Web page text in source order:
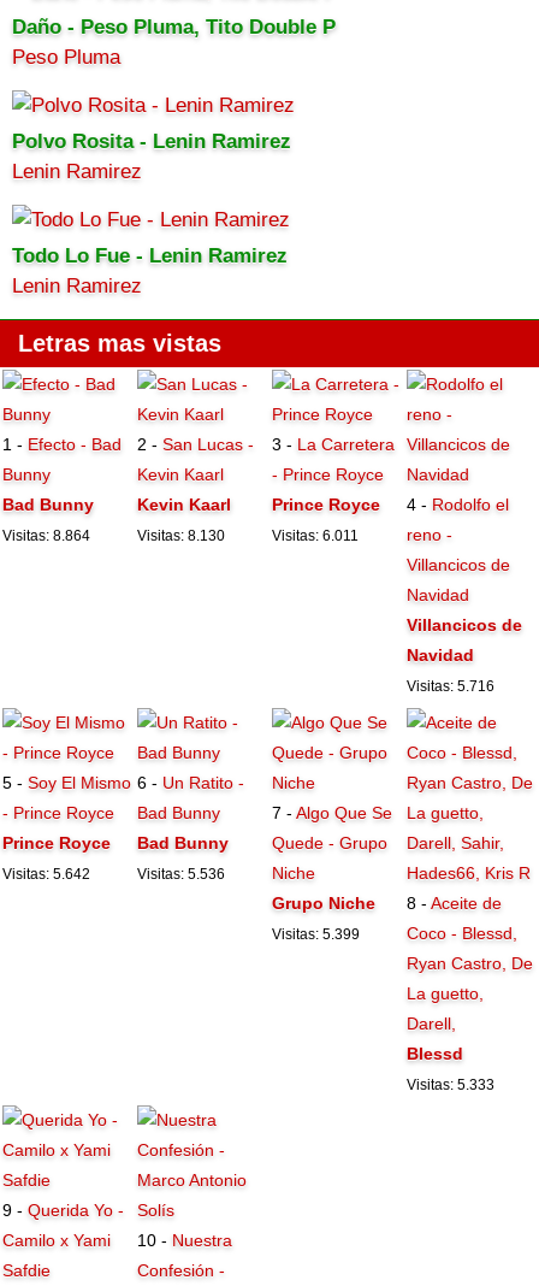
Daño - Peso Pluma, Tito Double P
Peso Pluma
Polvo Rosita - Lenin Ramirez
Lenin Ramirez
Todo Lo Fue - Lenin Ramirez
Lenin Ramirez
Letras mas vistas
1 - Efecto - Bad
Bunny
Bad Bunny
Visitas: 8.864
2 -San Lucas -
Kevin Kaarl
Kevin Kaarl
Visitas: 8.130
3 - La Carretera
- Prince Royce
Prince Royce
Visitas: 6.011
4 - Rodolfo el
reno -
Villancicos de
Navidad
Villancicos de
Navidad
Visitas: 5.716
5 -Soy El Mismo
- Prince Royce
Prince Royce
Visitas: 5.642
6 - Un Ratito -
Bad Bunny
Bad Bunny
Visitas: 5.536
7 -Algo Que Se
Quede - Grupo
Niche
Grupo Niche
Visitas: 5.399
8 -Aceite de
Coco - Blessd,
Ryan Castro, De
La guetto,
Darell,
Blessd
Visitas: 5.333
9 -Querida Yo -
Camilo x Yami
Safdie
10 - Nuestra
Confesión -